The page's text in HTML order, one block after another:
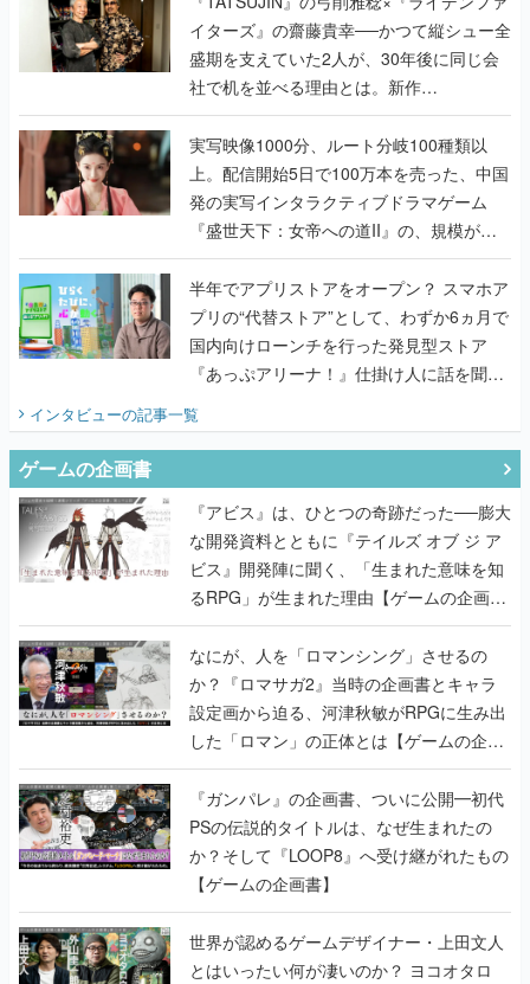
イターズ』の齋藤貴幸──かつて縦シュー全
盛期を支えていた2人が、30年後に同じ会
社で机を並べる理由とは。新作
『TATSUJIN EXTREME』で初タッグを組
んだレジェンド2人に訊く開発秘話
実写映像1000分、ルート分岐100種類以
上。配信開始5日で100万本を売った、中国
発の実写インタラクティブドラマゲーム
『盛世天下：女帝への道II』の、規模が違
うこだわりをプロデューサーに聞いた
半年でアプリストアをオープン？ スマホア
プリの“代替ストア”として、わずか6ヵ月で
国内向けローンチを行った発見型ストア
『あっぷアリーナ！』仕掛け人に話を聞い
インタビューの記事一覧
ゲームの企画書
『アビス』は、ひとつの奇跡だった──膨大
な開発資料とともに『テイルズ オブ ジ ア
ビス』開発陣に聞く、「生まれた意味を知
るRPG」が生まれた理由【ゲームの企画
書】
なにが、人を「ロマンシング」させるの
か？『ロマサガ2』当時の企画書とキャラ
設定画から迫る、河津秋敏がRPGに生み出
した「ロマン」の正体とは【ゲームの企画
書】
『ガンパレ』の企画書、ついに公開━初代
PSの伝説的タイトルは、なぜ生まれたの
か？そして『LOOP8』へ受け継がれたもの
【ゲームの企画書】
世界が認めるゲームデザイナー・上田文人
とはいったい何が凄いのか？ ヨコオタロ